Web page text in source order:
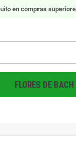
en compras
FLORES DE BACH